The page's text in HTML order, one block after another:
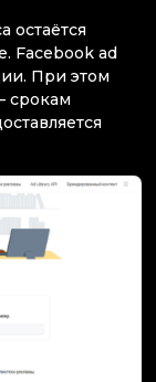
остаётся
Facebook ad
При этом
срокам